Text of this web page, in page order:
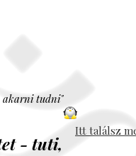
tudni"
- tuti,
Itt találsz